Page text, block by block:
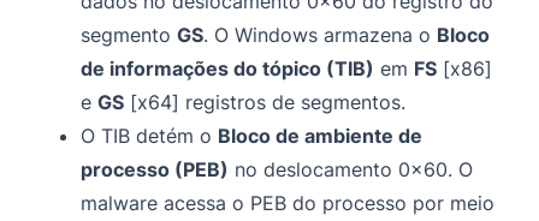
segmentoGS. O Windows armazena o Bloco
de informações do tópico (TIB) em FS [x86]
eGS [x64] registros de segmentos.
O TIB detém o Bloco de ambiente de
processo (PEB) no deslocamento 0x60. O
malware acessa o PEB do processo por meio